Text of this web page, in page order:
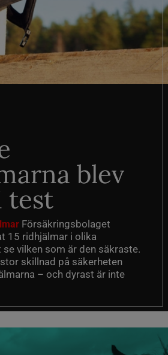
blev
test
Försäkringsbolaget
15 ridhjälmar i olika
vilken som är den säkraste.
skillnad på säkerheten
– och dyrast är inte